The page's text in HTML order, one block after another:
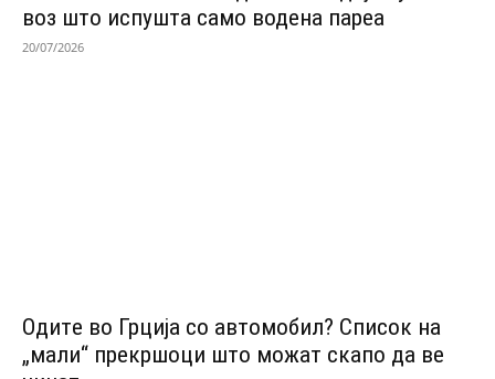
воз што испушта само водена пареа
20/07/2026
Одитe во Грција со автомобил? Список на
„мали“ прекршоци што можат скапо да ве